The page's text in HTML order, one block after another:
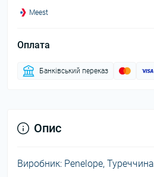
Meest
Оплата
Банківський переказ
Опис
Виробник: Penelope, Туреччина